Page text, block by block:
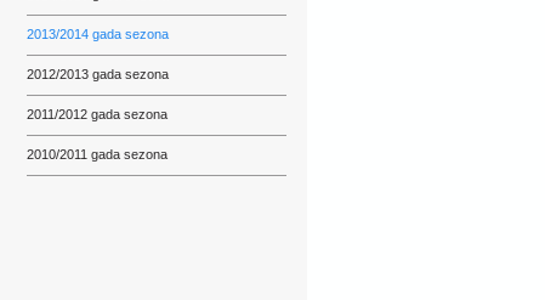
2013/2014 gada sezona
2012/2013 gada sezona
2011/2012 gada sezona
2010/2011 gada sezona